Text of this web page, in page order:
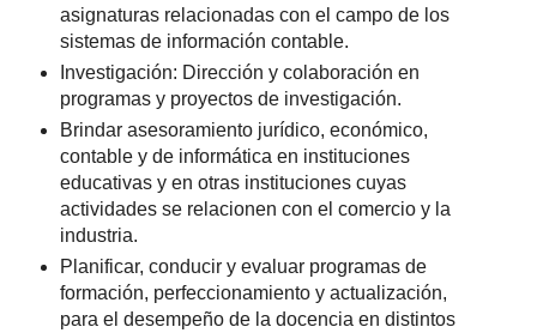
asignaturas relacionadas con el campo de los
sistemas de información contable.
Investigación: Dirección y colaboración en
programas y proyectos de investigación.
Brindar asesoramiento jurídico, económico,
contable y de informática en instituciones
educativas y en otras instituciones cuyas
actividades se relacionen con el comercio y la
industria.
Planificar, conducir y evaluar programas de
formación, perfeccionamiento y actualización,
para el desempeño de la docencia en distintos